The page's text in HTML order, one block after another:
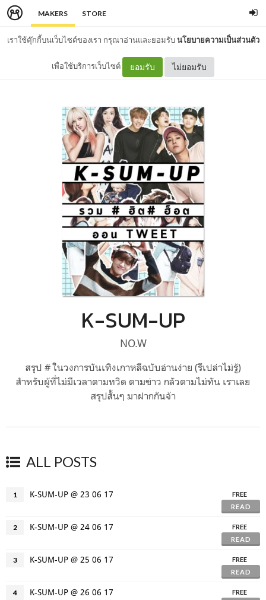
MAKERS STORE
เราใช้คุ๊กกี้บนเว็บไซต์ของเรา กรุณาอ่านและยอมรับนโยบายความเป็นส่วนตัว
เพื่อใช้บริการเว็บไซต์ ยอมรับ ไม่ยอมรับ
K-SUM-UP
NO.W
สรุป # ในวงการบันเทิงเกาหลีฉบับอ่านง่าย (รึเปล่าไม่รู้)
สำหรับผู้ที่ไม่มีเวลาตามทวิต ตามข่าว กลัวตามไม่ทัน เราเลย
สรุปสั้นๆ มาฝากกันจ้า
ALL POSTS
1 K-SUM-UP @ 23 06 17
FREE
READ
2 K-SUM-UP @ 24 06 17
FREE
READ
3 K-SUM-UP @ 25 06 17
FREE
READ
4 K-SUM-UP @ 26 06 17
FREE